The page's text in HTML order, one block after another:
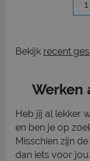
1
Bekijk recent
Werken
Heb jij al lekker
en ben je op
Misschien zijn
dan iets voor